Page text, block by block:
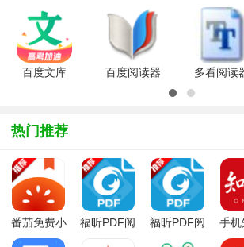
说下载阅读
器5.6.1.0
官方最新版
读20121.9
Java通用
读
6.5.7.888
中文版
百度文库
版V9.1.30
手机版
百度阅读器
多看阅读
appv7.41.7
热门推荐
番茄免费小
说
福昕PDF阅
福昕PDF阅
读器 Foxit
手机